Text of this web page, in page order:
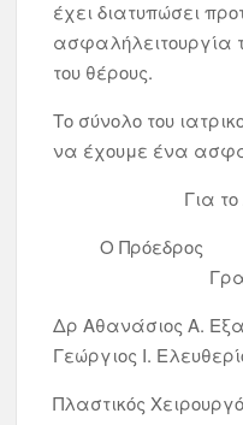
έχει διατυπώσει
ασφαλήλειτουργία
του θέρους.
Το σύνολο του
να έχουμε ένα
Για
Ο
Δρ Αθανάσιος
Γεώργιος Ι.
Πλαστικός